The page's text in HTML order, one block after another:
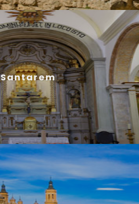
Santarem